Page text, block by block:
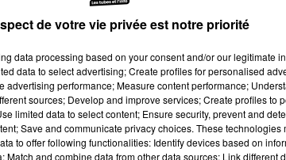
de votre vie privée est notre priorité
data processing based on your consent and/or our legitimate
data to select advertising; Create profiles for personalised
advertising performance; Measure content performance;
sources; Develop and improve services; Create profiles to
limited data to select content; Ensure security, prevent and
Save and communicate privacy choices. These technologies
to offer following functionalities: Identify devices based on
and combine data from other data sources; Link different